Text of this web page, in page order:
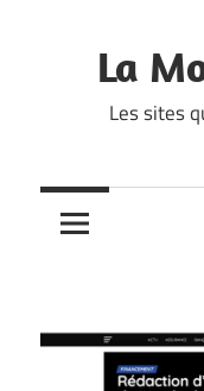
contentLa
Les sites